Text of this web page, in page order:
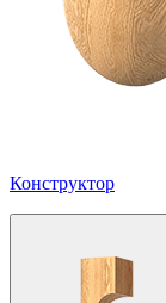
Конструктор